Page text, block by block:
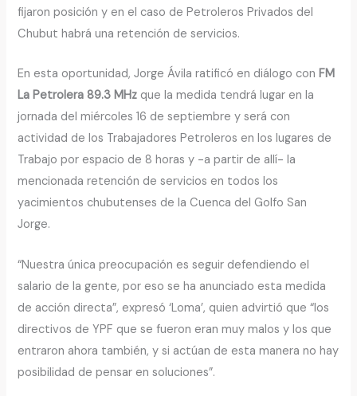
fijaron posición y en el caso de Petroleros Privados del
Chubut habrá una retención de servicios.
En esta oportunidad, Jorge Ávila ratificó en diálogo conFM
La Petrolera 89.3 MHz que la medida tendrá lugar en la
jornada del miércoles 16 de septiembre y será con
actividad de los Trabajadores Petroleros en los lugares de
Trabajo por espacio de 8 horas y -a partir de allí- la
mencionada retención de servicios en todos los
yacimientos chubutenses de la Cuenca del Golfo San
Jorge.
“Nuestra única preocupación es seguir defendiendo el
salario de la gente, por eso se ha anunciado esta medida
de acción directa”, expresó ‘Loma’, quien advirtió que “los
directivos de YPF que se fueron eran muy malos y los que
entraron ahora también, y si actúan de esta manera no hay
posibilidad de pensar en soluciones”.